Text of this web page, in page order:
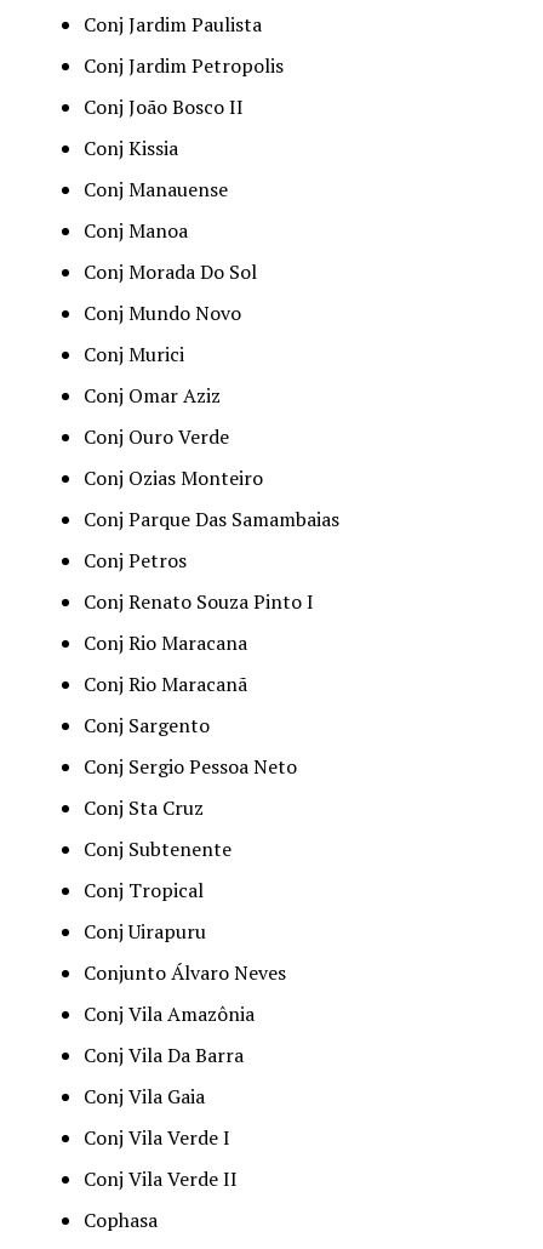
Conj Jardim Paulista
Conj Jardim Petropolis
Conj João Bosco II
Conj Kissia
Conj Manauense
Conj Manoa
Conj Morada Do Sol
Conj Mundo Novo
Conj Murici
Conj Omar Aziz
Conj Ouro Verde
Conj Ozias Monteiro
Conj Parque Das Samambaias
Conj Petros
Conj Renato Souza Pinto I
Conj Rio Maracana
Conj Rio Maracanã
Conj Sargento
Conj Sergio Pessoa Neto
Conj Sta Cruz
Conj Subtenente
Conj Tropical
Conj Uirapuru
Conjunto Álvaro Neves
Conj Vila Amazônia
Conj Vila Da Barra
Conj Vila Gaia
Conj Vila Verde I
Conj Vila Verde II
Cophasa